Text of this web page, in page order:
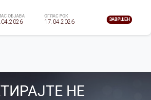
ОБЈАВА ОГЛАС РОК
17.04.2026 ЗАВРШЕН
НЕ